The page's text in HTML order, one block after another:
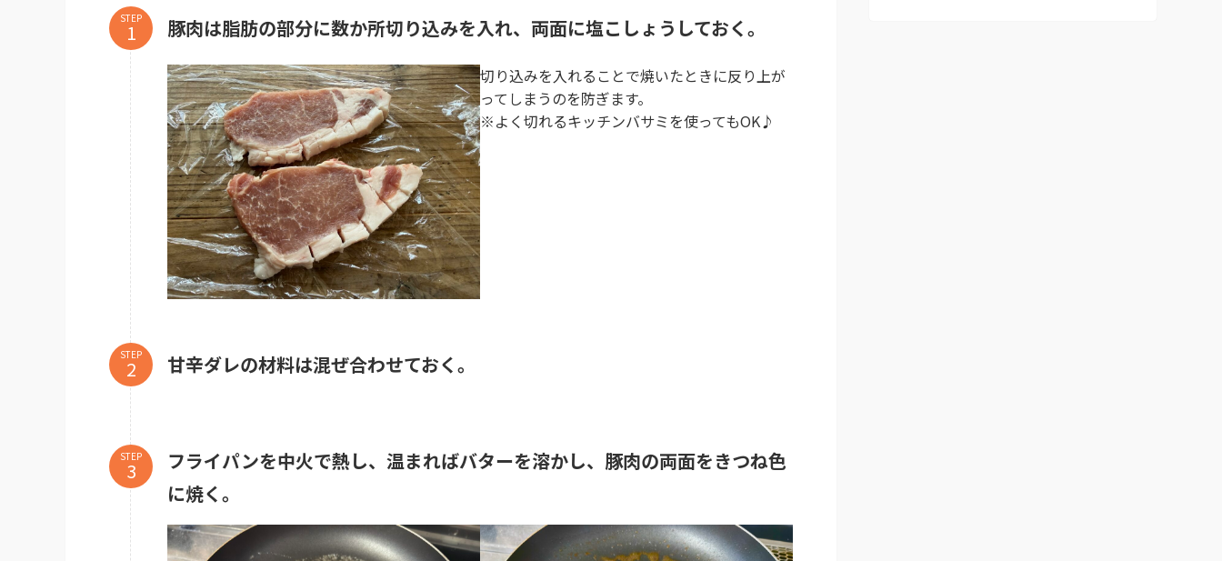
STEP 豚肉は脂肪の部分に数か所切り込みを入れ、両面に塩こしょうしておく。
切り込みを入れることで焼いたときに反り上が
ってしまうのを防ぎます。
※よく切れるキッチンバサミを使ってもOK♪
STEP 甘辛ダレの材料は混ぜ合わせておく。
STEP
フライパンを中火で熱し、温まればバターを溶かし、豚肉の両面をきつね色
に焼く。